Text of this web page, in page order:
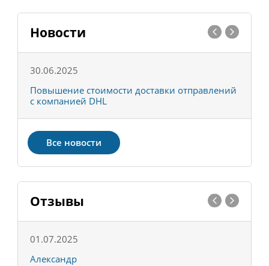
Новости
30.06.2025
Повышение стоимости доставки отправлений
с компанией DHL
Все новости
Отзывы
01.07.2025
Александр